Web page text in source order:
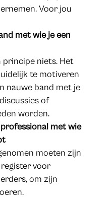
Voor jou
met wie je een
principe niets. Het
te motiveren
nauwe band met je
of
worden.
met wie
moeten zijn
voor
om zijn